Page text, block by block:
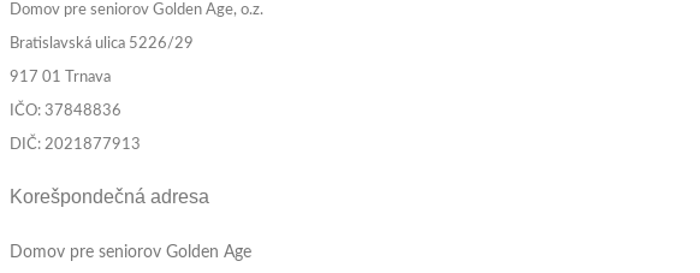
Domov pre seniorov Golden Age, o.z.
Bratislavská ulica 5226/29
917 01 Trnava
IČO: 37848836
DIČ: 2021877913
Korešpondečná adresa
Domov pre seniorov Golden Age